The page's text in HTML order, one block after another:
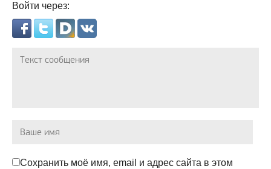
Войти через:
Сохранить моё имя, email и адрес сайта в этом